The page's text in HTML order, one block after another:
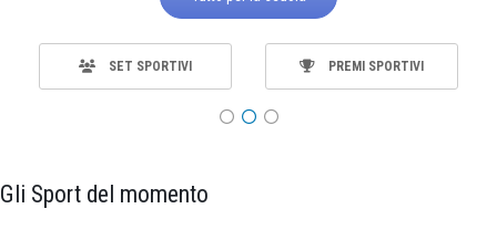
SET SPORTIVI PREMI SPORTIVI
Gli Sport del momento